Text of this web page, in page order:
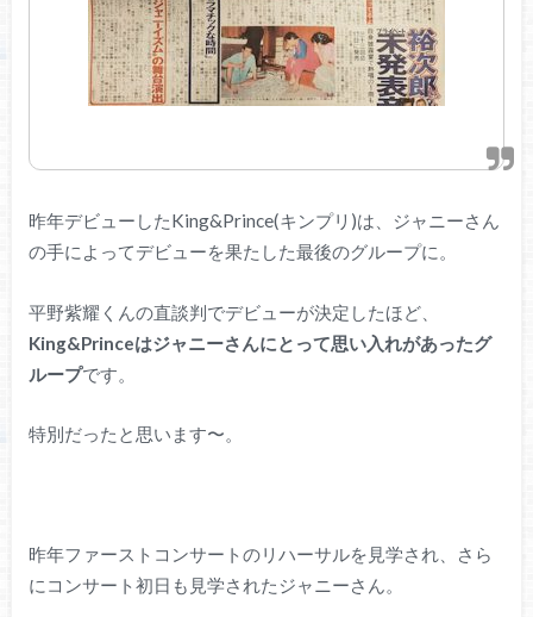
昨年デビューしたKing&Prince(キンプリ)は、ジャニーさん
の手によってデビューを果たした最後のグループに。
平野紫耀くんの直談判でデビューが決定したほど、
King&Princeはジャニーさんにとって思い入れがあったグ
ループです。
特別だったと思います〜。
昨年ファーストコンサートのリハーサルを見学され、さら
にコンサート初日も見学されたジャニーさん。